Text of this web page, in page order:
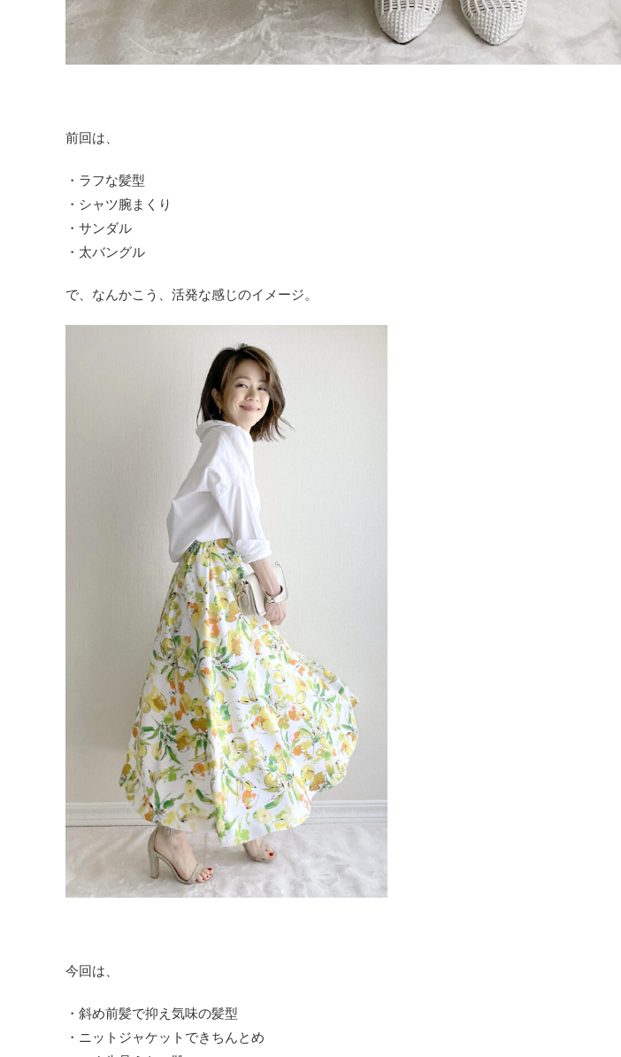
前回は、
・ラフな髪型
・シャツ腕まくり
・サンダル
・太バングル
で、なんかこう、活発な感じのイメージ。
今回は、
・斜め前髪で抑え気味の髪型
・ニットジャケットできちんとめ